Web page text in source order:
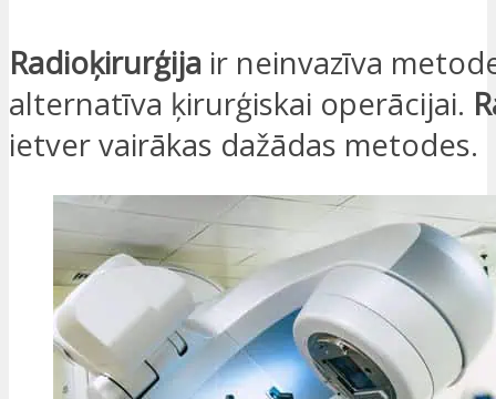
Radioķirurģija ir neinvazīva
alternatīva ķirurģiskai operācijai.
ietver vairākas dažādas metodes.